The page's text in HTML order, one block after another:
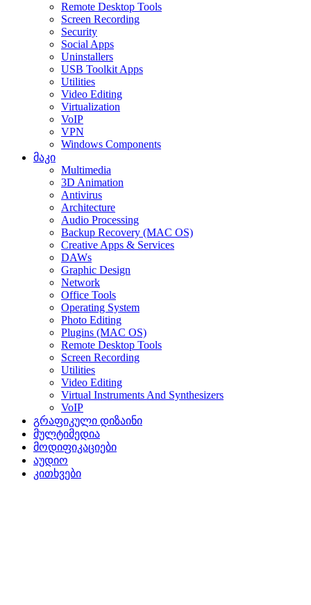
Remote Desktop Tools
Screen Recording
Security
Social Apps
Uninstallers
USB Toolkit Apps
Utilities
Video Editing
Virtualization
VoIP
VPN
Windows Components
მაკი
Multimedia
3D Animation
Antivirus
Architecture
Audio Processing
Backup Recovery (MAC OS)
Creative Apps & Services
DAWs
Graphic Design
Network
Office Tools
Operating System
Photo Editing
Plugins (MAC OS)
Remote Desktop Tools
Screen Recording
Utilities
Video Editing
Virtual Instruments And Synthesizers
VoIP
გრაფიკული დიზაინი
მულტიმედია
მოდიფიკაციები
აუდიო
კითხვები